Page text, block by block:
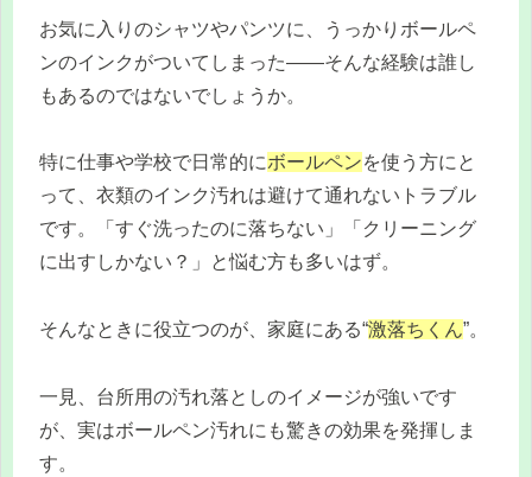
お気に入りのシャツやパンツに、うっかりボールペ
ンのインクがついてしまった——そんな経験は誰し
もあるのではないでしょうか。
特に仕事や学校で日常的にボールペンを使う方にと
って、衣類のインク汚れは避けて通れないトラブル
です。「すぐ洗ったのに落ちない」「クリーニング
に出すしかない？」と悩む方も多いはず。
そんなときに役立つのが、家庭にある“激落ちくん”。
一見、台所用の汚れ落としのイメージが強いです
が、実はボールペン汚れにも驚きの効果を発揮しま
す。